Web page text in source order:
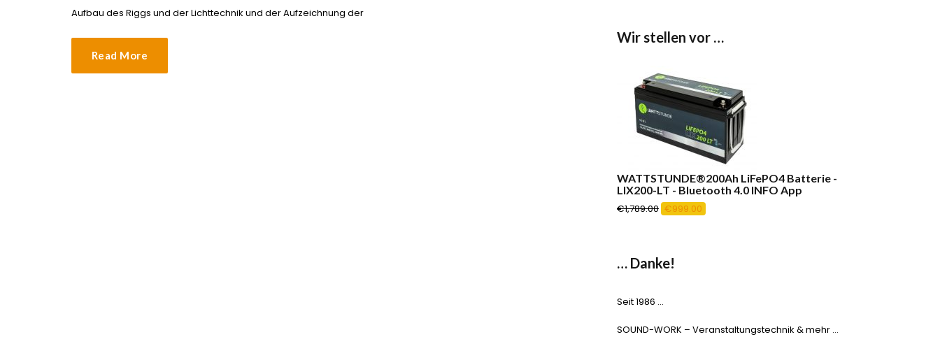
Aufbau des Riggs und der Lichttechnik und der Aufzeichnung der
Read More
Wir stellen vor …
WATTSTUNDE®200Ah LiFePO4 Batterie -
LIX200-LT - Bluetooth 4.0 INFO App
€1,789.00Ursprünglicher
€999.00 Aktueller
… Danke!
Seit 1986 …
SOUND-WORK – Veranstaltungstechnik & mehr …